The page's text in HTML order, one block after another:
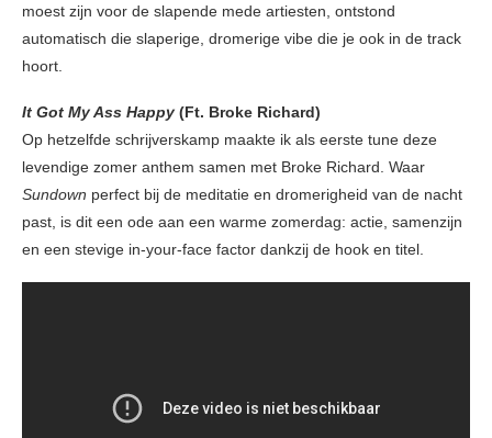
moest zijn voor de slapende mede artiesten, ontstond
automatisch die slaperige, dromerige vibe die je ook in de track
hoort.
It Got My Ass Happy (Ft. Broke Richard)
Op hetzelfde schrijverskamp maakte ik als eerste tune deze
levendige zomer anthem samen met Broke Richard. Waar
Sundown perfect bij de meditatie en dromerigheid van de nacht
past, is dit een ode aan een warme zomerdag: actie, samenzijn
en een stevige in-your-face factor dankzij de hook en titel.